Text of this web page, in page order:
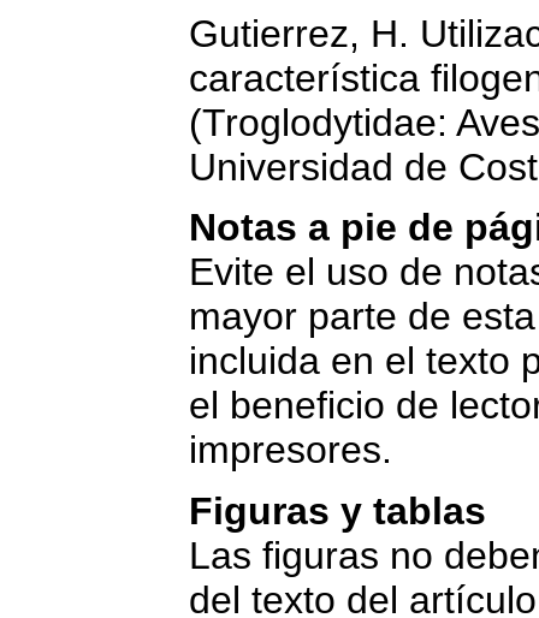
Gutierrez, H.
característica
(Troglodytidae:
Universidad de
Notas a pie de
Evite el uso de
mayor parte de
incluida en el texto
el beneficio de
impresores.
Figuras y tablas
Las figuras no
del texto del